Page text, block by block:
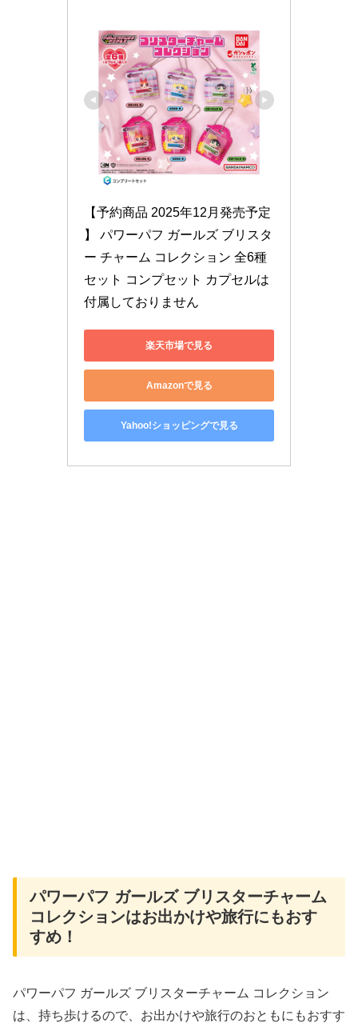
【予約商品 2025年12月発売予定
】 パワーパフ ガールズ ブリスタ
ー チャーム コレクション 全6種
セット コンプセット カプセルは
付属しておりません
楽天市場で見る
Amazonで見る
Yahoo!ショッピングで見る
パワーパフ ガールズ ブリスターチャーム
コレクションはお出かけや旅行にもおす
すめ！
パワーパフ ガールズ ブリスターチャーム コレクション
は、持ち歩けるので、お出かけや旅行のおともにもおすす